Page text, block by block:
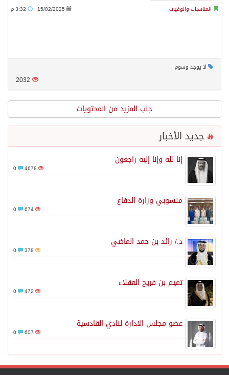
المناسبات والوفيات 15/02/2025
لا يوجد وسوم
2032
جلب المزيد من المحتويات
جديد الأخبار
إنا لله وإنا إليه راجعون
4678
منسوبي وزارة الدفاع
674
د./ رائد بن حمد الماضي
378
تميم بن فريح العقلاء
472
عضو مجلس الادارة لنادي القادسية
607